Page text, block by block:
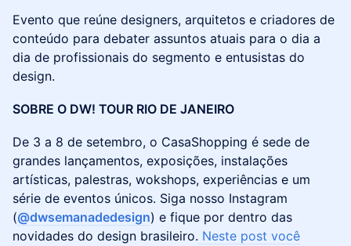
​​​Evento que reúne designers, arquitetos e criadores de
conteúdo para debater assuntos atuais para o dia a
dia de profissionais do segmento e entusistas do
design.
SOBRE O DW! TOUR RIO DE JANEIRO
De 3 a 8 de setembro, o CasaShopping é sede de
grandes lançamentos, exposições, instalações
artísticas, palestras, wokshops, experiências e um
série de eventos únicos. Siga nosso Instagram
(@dwsemanadedesign) e fique por dentro das
novidades do design brasileiro. Neste post você